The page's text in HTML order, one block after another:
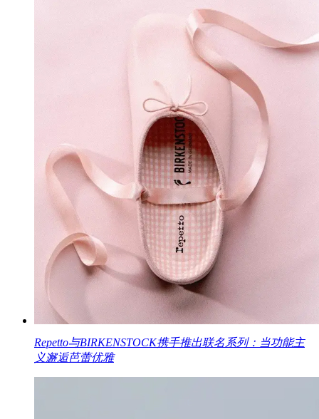
Repetto与BIRKENSTOCK携手推出联名系列：当功能主
义邂逅芭蕾优雅